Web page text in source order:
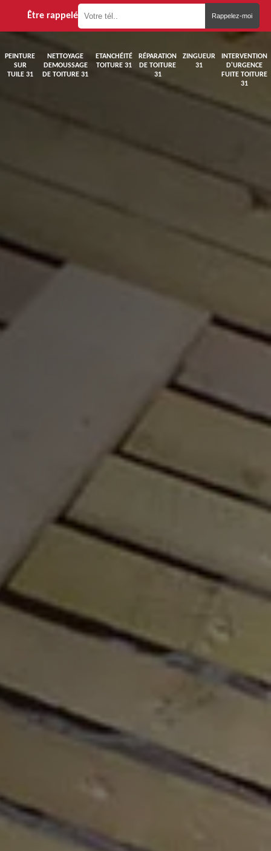
Être rappelé
PEINTURE
SUR
TUILE 31
NETTOYAGE
DEMOUSSAGE
DE TOITURE 31
ETANCHÉITÉ
TOITURE 31
RÉPARATION
DE TOITURE
31
ZINGUEUR
31
INTERVENTION
D'URGENCE
FUITE TOITURE
31